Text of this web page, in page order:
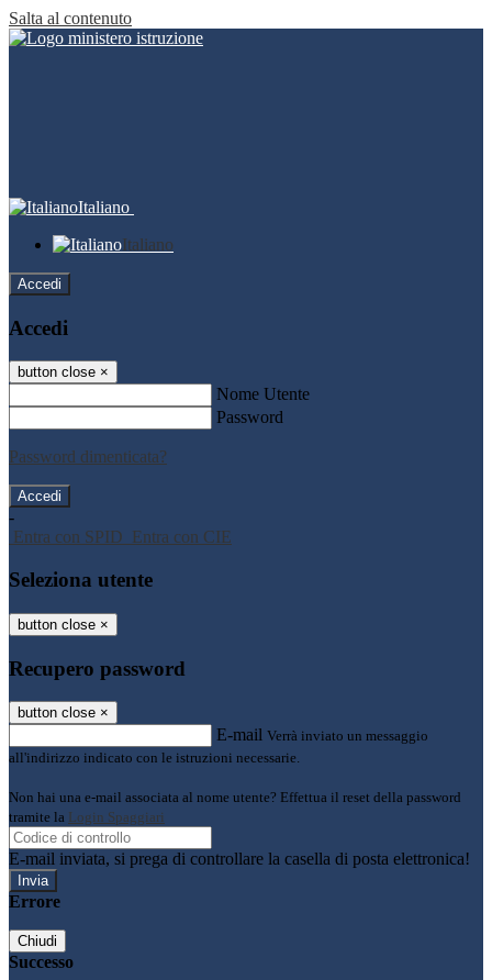
Salta al contenuto
Italiano
Italiano
Accedi
Accedi
button close ×
Nome Utente
Password
Password dimenticata?
-
Entra con SPID Entra con CIE
Seleziona utente
button close ×
Recupero password
button close ×
E-mail Verrà inviato un messaggio
all'indirizzo indicato con le istruzioni necessarie.
Non hai una e-mail associata al nome utente? Effettua il reset della password
tramite la Login Spaggiari
E-mail inviata, si prega di controllare la casella di posta elettronica!
Errore
Chiudi
Successo